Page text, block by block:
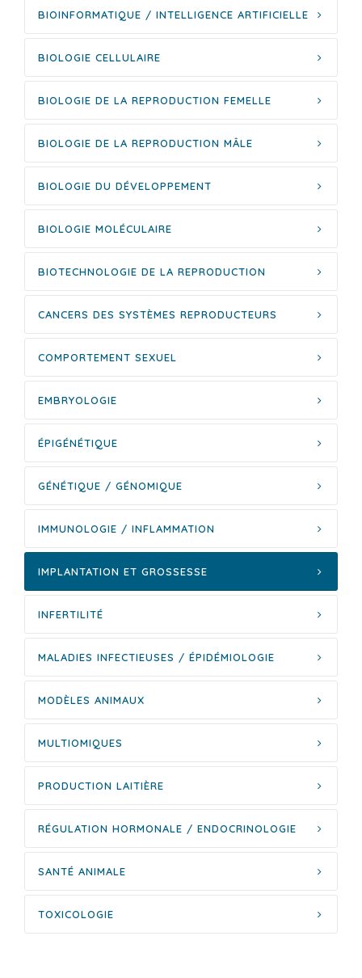
BIOINFORMATIQUE / INTELLIGENCE ARTIFICIELLE
BIOLOGIE CELLULAIRE
BIOLOGIE DE LA REPRODUCTION FEMELLE
BIOLOGIE DE LA REPRODUCTION MÂLE
BIOLOGIE DU DÉVELOPPEMENT
BIOLOGIE MOLÉCULAIRE
BIOTECHNOLOGIE DE LA REPRODUCTION
CANCERS DES SYSTÈMES REPRODUCTEURS
COMPORTEMENT SEXUEL
EMBRYOLOGIE
ÉPIGÉNÉTIQUE
GÉNÉTIQUE / GÉNOMIQUE
IMMUNOLOGIE / INFLAMMATION
IMPLANTATION ET GROSSESSE
INFERTILITÉ
MALADIES INFECTIEUSES / ÉPIDÉMIOLOGIE
MODÈLES ANIMAUX
MULTIOMIQUES
PRODUCTION LAITIÈRE
RÉGULATION HORMONALE / ENDOCRINOLOGIE
SANTÉ ANIMALE
TOXICOLOGIE